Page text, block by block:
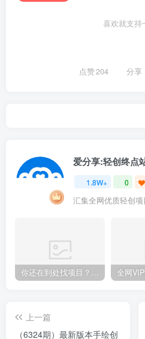
喜欢就支持
点赞204 分享
爱分享:轻创终点
1.8W+ 0
汇集全网优质轻创
你还在到处找项目？还在当韭菜？我靠卖项目一个月收入5万+，曾经我也是个失败者。
上一篇
（6324期）最新版本手绘创